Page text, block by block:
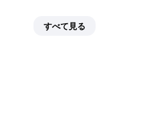
すべて見る